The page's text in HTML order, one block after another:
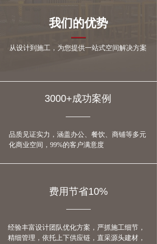
我们的优势
从设计到施工，为您提供一站式空间解决方案
3000+成功案例
品质见证实力，涵盖办公、餐饮、商铺等多元
化商业空间，99%的客户满意度
费用节省10%
经验丰富设计团队优化方案，严抓施工细节，
精细管理，依托上下供应链，直采源头建材，